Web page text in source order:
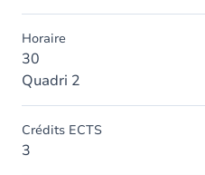
Horaire
30
Quadri 2
Crédits ECTS
3